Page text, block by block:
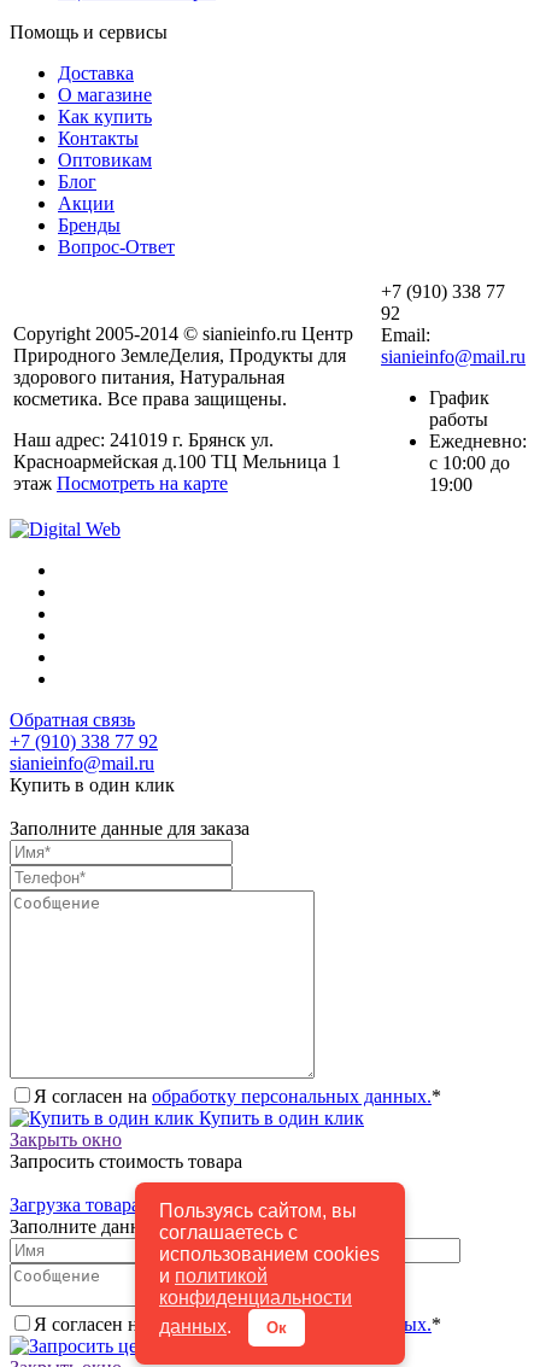
Пользуясь сайтом, вы
соглашаетесь с
использованием cookies
и политикой
конфиденциальности
данных. Ок
Помощь и сервисы
Доставка
О магазине
Как купить
Контакты
Оптовикам
Блог
Акции
Бренды
Вопрос-Ответ
Copyright 2005-2014 © sianieinfo.ru Центр
Природного ЗемлеДелия, Продукты для
здорового питания, Натуральная
косметика. Все права защищены.
Наш адрес: 241019 г. Брянск ул.
Красноармейская д.100 ТЦ Мельница 1
этаж Посмотреть на карте
+7 (910) 338 77
92
Email:
sianieinfo@mail.ru
График
работы
Ежедневно:
с 10:00 до
19:00
Обратная связь
+7 (910) 338 77 92
sianieinfo@mail.ru
Купить в один клик
Заполните данные для заказа
Я согласен на обработку персональных данных.*
Купить в один клик
Закрыть окно
Запросить стоимость товара
Загрузка товара
Заполните данные для запроса цены
Я согласен на обработку персональных данных.*
Запросить цену